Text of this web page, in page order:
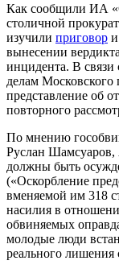
Как сообщили ИА
столичной
изучили приговор
вынесении
инцидента. В
делам Московского
представление об
повторного
По мнению
Руслан
должны быть
(«Оскорбление
вменяемой им 318
насилия в
обвиняемых
молодые люди
реального лишения